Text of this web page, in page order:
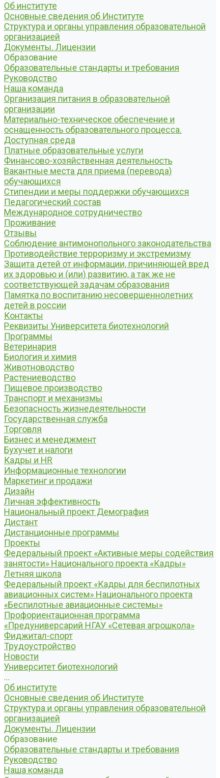
Об институте
Основные сведения об Институте
Структура и органы управления образовательной
организацией
Документы. Лицензии
Образование
Образовательные стандарты и требования
Руководство
Наша команда
Организация питания в образовательной
организации
Материально-техническое обеспечение и
оснащенность образовательного процесса.
Доступная среда
Платные образовательные услуги
Финансово-хозяйственная деятельность
Вакантные места для приема (перевода)
обучающихся
Стипендии и меры поддержки обучающихся
Педагогический состав
Международное сотрудничество
Проживание
Отзывы
Соблюдение антимонопольного законодательства
Противодействие терроризму и экстремизму
Защита детей от информации, причиняющей вред
их здоровью и (или) развитию, а так же не
соответствующей задачам образования
Памятка по воспитанию несовершеннолетних
детей в россии
Контакты
Реквизиты Университета биотехнологий
Программы
Ветеринария
Биология и химия
Животноводство
Растениеводство
Пищевое производство
Транспорт и механизмы
Безопасность жизнедеятельности
Государственная служба
Торговля
Бизнес и менеджмент
Бухучет и налоги
Кадры и HR
Информационные технологии
Маркетинг и продажи
Дизайн
Личная эффективность
Национальный проект Демография
Дистант
Дистанционные программы
Проекты
Федеральный проект «Активные меры содействия
занятости» Национального проекта «Кадры»
Летняя школа
Федеральный проект «Кадры для беспилотных
авиационных систем» Национального проекта
«Беспилотные авиационные системы»
Профориентационная программа
«Предуниверсарий НГАУ «Сетевая агрошкола»
Фиджитал-спорт
Трудоустройство
Новости
Университет биотехнологий
...
Об институте
Основные сведения об Институте
Структура и органы управления образовательной
организацией
Документы. Лицензии
Образование
Образовательные стандарты и требования
Руководство
Наша команда